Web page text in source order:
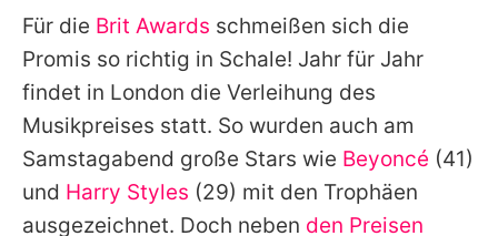
Impressum
Datenschutzerklärung
Nutzungsbedingungen
Utiq verwalten
Für die Brit Awards schmeißen sich die
Promis so richtig in Schale! Jahr für Jahr
findet in London die Verleihung des
Musikpreises statt. So wurden auch am
Samstagabend große Stars wie Beyoncé (41)
und Harry Styles (29) mit den Trophäen
ausgezeichnet. Doch neben den Preisen